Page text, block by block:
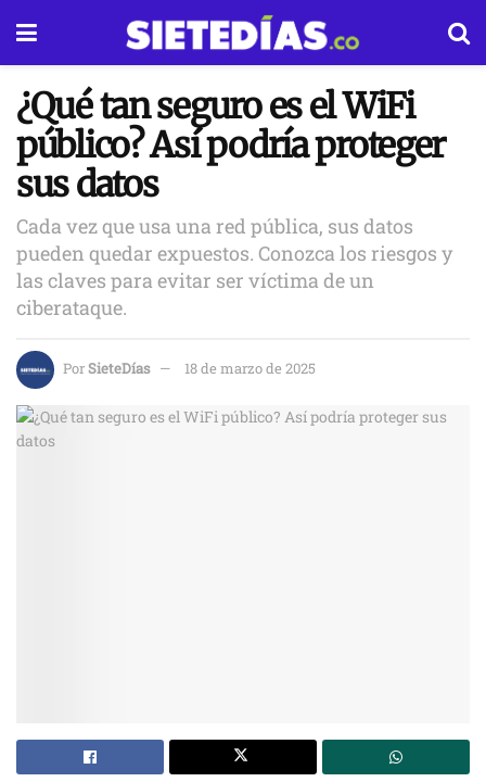
¿Qué tan seguro es el WiFi
público? Así podría proteger
sus datos
Cada vez que usa una red pública, sus datos
pueden quedar expuestos. Conozca los riesgos y
las claves para evitar ser víctima de un
ciberataque.
PorSieteDías 18 de marzo de 2025